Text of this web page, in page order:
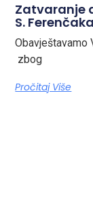
Zatvaranje
S.
Obavještavamo
zbog
Pročitaj Više